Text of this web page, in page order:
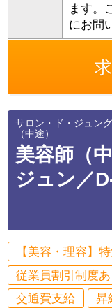
ます。
にお問
サロン・ド・ジュン
（中途）
美容師（
ジュン／
【美容・理容】
従業員割引制度あ
交通費支給
昇